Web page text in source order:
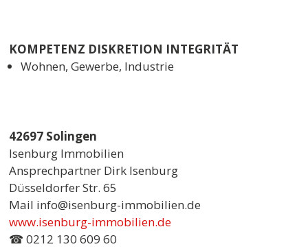
KOMPETENZ DISKRETION INTEGRITÄT
Wohnen, Gewerbe, Industrie
42697 Solingen
Isenburg Immobilien
Ansprechpartner Dirk Isenburg
Düsseldorfer Str. 65
Mail info@isenburg-immobilien.de
www.isenburg-immobilien.de
☎ 0212 130 609 60